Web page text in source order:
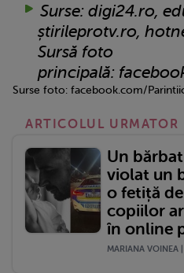
Surse: digi24.ro,
știrileprotv.ro,
Sursă foto
principală:
Surse foto: facebook.com/
ARTICOLUL URMATOR
Un
violat un
o fetiță
copiilor
în online
MARIANA VOINEA